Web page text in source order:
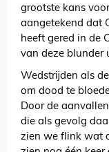
grootste kans
aangetekend dat
heeft gered in de
van deze blunder
Wedstrijden als
om dood te
Door de
die als gevolg
zien we flink wat